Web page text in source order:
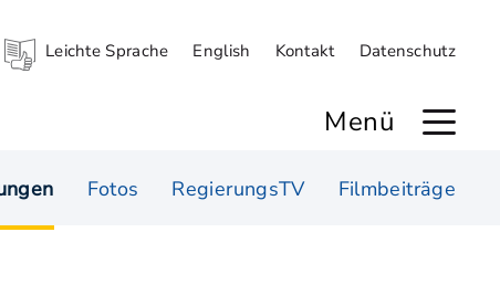
Leichte Sprache English Kontakt Datenschutz
Menü
Fotos RegierungsTV Filmbeiträge